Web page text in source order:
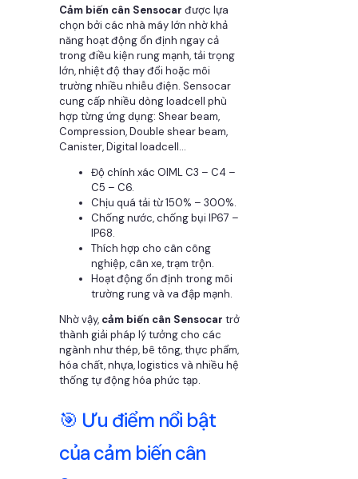
Cảm biến cân Sensocar được lựa
chọn bởi các nhà máy lớn nhờ khả
năng hoạt động ổn định ngay cả
trong điều kiện rung mạnh, tải trọng
lớn, nhiệt độ thay đổi hoặc môi
trường nhiều nhiễu điện. Sensocar
cung cấp nhiều dòng loadcell phù
hợp từng ứng dụng: Shear beam,
Compression, Double shear beam,
Canister, Digital loadcell…
Độ chính xác OIML C3 – C4 –
C5 – C6.
Chịu quá tải từ 150% – 300%.
Chống nước, chống bụi IP67 –
IP68.
Thích hợp cho cân công
nghiệp, cân xe, trạm trộn.
Hoạt động ổn định trong môi
trường rung và va đập mạnh.
Nhờ vậy, cảm biến cân Sensocar trở
thành giải pháp lý tưởng cho các
ngành như thép, bê tông, thực phẩm,
hóa chất, nhựa, logistics và nhiều hệ
thống tự động hóa phức tạp.
🎯 Ưu điểm nổi bật
của cảm biến cân